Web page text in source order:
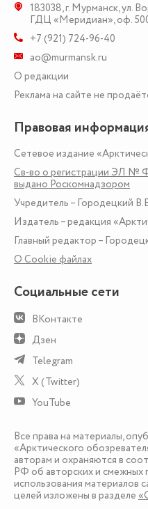
183038,г. Мурманск,ул.
ГДЦ «Меридиан», оф.
+7 (921) 724-96-40
ao@murmansk.ru
О редакции
Реклама на сайте не
Правовая
Сетевое издание
Св-во о регистрации ЭЛ №
выдано Роскомнадзором
Учредитель – Городецкий
Издатель – редакция
Главный редактор –
О Сookie файлах
Социальные сети
ВКонтакте
Дзен
Telegram
X (Twitter)
YouTube
Все права на материалы,
«Арктического
авторам и охраняются в
РФ об авторских и смежных
использования материалов
целей изложены в разделе